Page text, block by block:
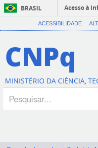
BRASIL
Acesso à
ACESSIBILIDADE
CNPq
MINISTÉRIO DA CIÊNCIA,